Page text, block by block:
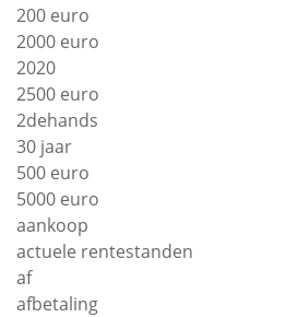
200 euro
2000 euro
2020
2500 euro
2dehands
30 jaar
500 euro
5000 euro
aankoop
actuele rentestanden
af
afbetaling